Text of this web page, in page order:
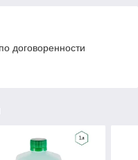
договоренности